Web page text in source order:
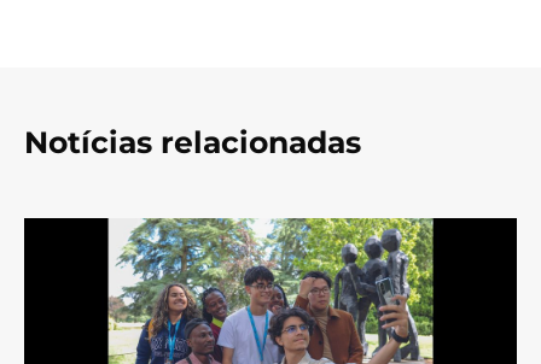
Notícias relacionadas